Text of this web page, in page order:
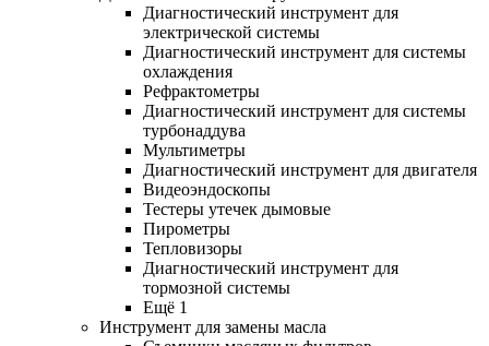
Диагностический инструмент для
электрической системы
Диагностический инструмент для системы
охлаждения
Рефрактометры
Диагностический инструмент для системы
турбонаддува
Мультиметры
Диагностический инструмент для двигателя
Видеоэндоскопы
Тестеры утечек дымовые
Пирометры
Тепловизоры
Диагностический инструмент для
тормозной системы
Ещё 1
Инструмент для замены масла